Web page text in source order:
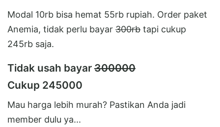
Modal 10rb bisa hemat 55rb rupiah. Order paket
Anemia, tidak perlu bayar 300rb tapi cukup
245rb saja.
Tidak usah bayar 300000
Cukup 245000
Mau harga lebih murah? Pastikan Anda jadi
member dulu ya...